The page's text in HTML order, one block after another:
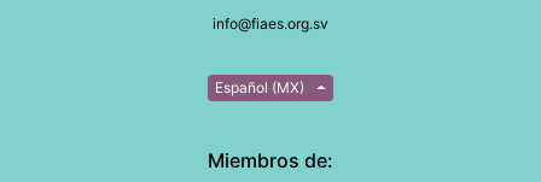
info@fiaes.org.sv
Español (MX)
Miembros de: